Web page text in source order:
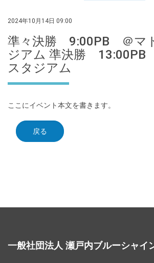
2024年10月14日 09:00
準々決勝 9:00PB ＠マ
ジアム 準決勝 13:00PB
スタジアム
ここにイベント本文を書きます。
戻る
一般社団法人 瀬戸内ブルーシャイ